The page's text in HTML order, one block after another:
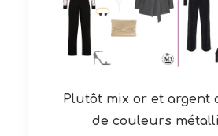
Plutôt mix or et argent
de couleurs